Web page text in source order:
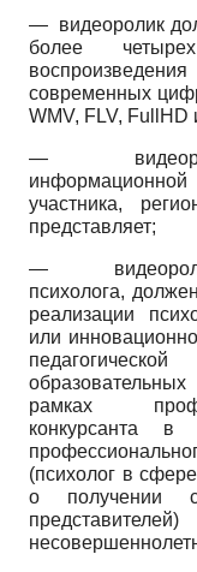
— видеоролик
более
современных
WMV, FLV, FullHD
—
участника,
представляет;
—
психолога,
реализации
или
рамках
конкурсанта в
(психолог в
о получении